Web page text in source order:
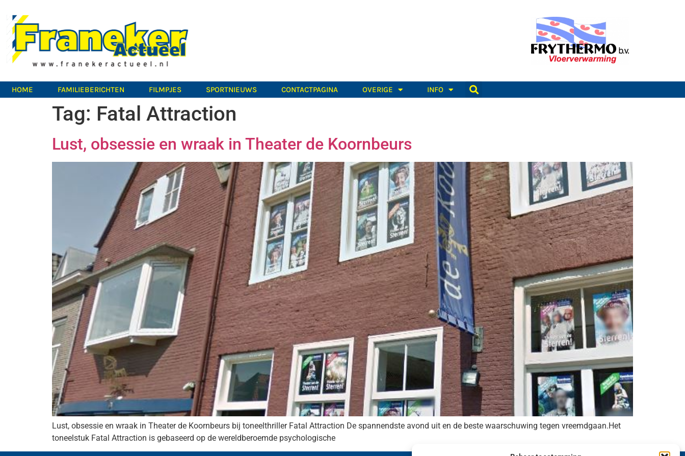
HOME FAMILIEBERICHTEN FILMPJES SPORTNIEUWS CONTACTPAGINA OVERIGE INFO
Tag: Fatal Attraction
Lust, obsessie en wraak in Theater de Koornbeurs
Lust, obsessie en wraak in Theater de Koornbeurs bij toneelthriller Fatal Attraction De spannendste avond uit en de beste waarschuwing tegen vreemdgaan.Het
toneelstuk Fatal Attraction is gebaseerd op de wereldberoemde psychologische